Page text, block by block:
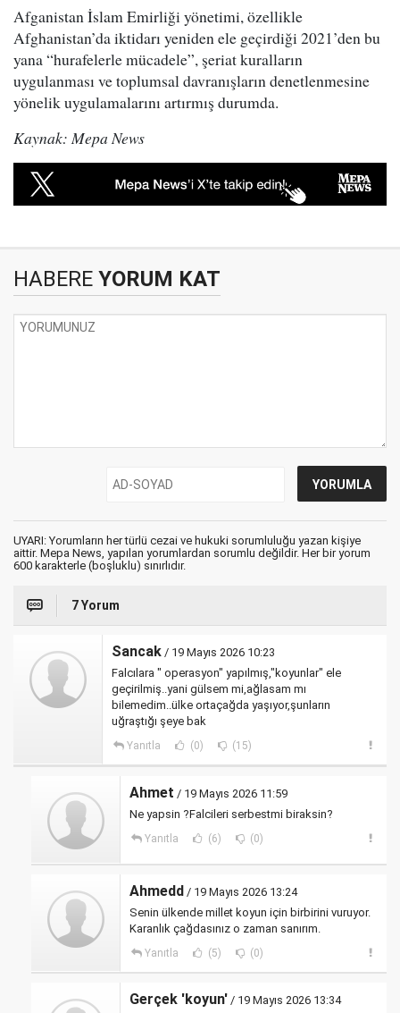
Afganistan İslam Emirliği yönetimi, özellikle
Afghanistan’da iktidarı yeniden ele geçirdiği 2021’den bu
yana “hurafelerle mücadele”, şeriat kuralların
uygulanması ve toplumsal davranışların denetlenmesine
yönelik uygulamalarını artırmış durumda.
Kaynak: Mepa News
HABERE YORUM KAT
UYARI: Yorumların her türlü cezai ve hukuki sorumluluğu yazan kişiye
aittir. Mepa News, yapılan yorumlardan sorumlu değildir. Her bir yorum
600 karakterle (boşluklu) sınırlıdır.
7 Yorum
Sancak / 19 Mayıs 2026 10:23
Falcılara " operasyon" yapılmış,"koyunlar" ele
geçirilmiş..yani gülsem mi,ağlasam mı
bilemedim..ülke ortaçağda yaşıyor,şunların
uğraştığı şeye bak
Yanıtla (0) (15)
Ahmet / 19 Mayıs 2026 11:59
Ne yapsin ?Falcileri serbestmi biraksin?
Yanıtla (6) (0)
Ahmedd / 19 Mayıs 2026 13:24
Senin ülkende millet koyun için birbirini vuruyor.
Karanlık çağdasınız o zaman sanırım.
Yanıtla (5) (0)
Gerçek 'koyun' / 19 Mayıs 2026 13:34